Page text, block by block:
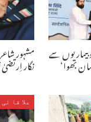
سے
بھوا‘
مشہور
نگار
علا قا